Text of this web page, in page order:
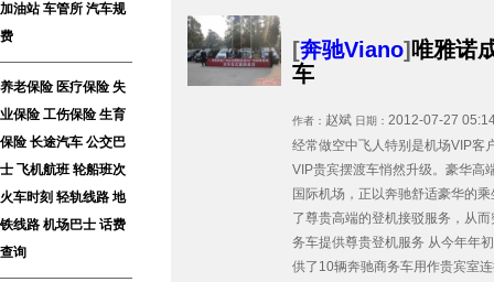
加油站 车管所 汽车规
费
养老保险 医疗保险 失
业保险 工伤保险 生育
保险 长途汽车 公交巴
士 飞机航班 轮船班次
火车时刻 轻轨线路 地
铁线路 机场巴士 话费
查询
[奔驰Viano] 唯雅诺
车
作者： 赵斌 日期： 2012-07-27
经常做空中飞人特别是机场VIP客
VIP贵宾摆渡车悄然升级。豪华高
国际机场，正以奔驰舒适豪华的
了尊贵高端的登机接驳服务，从
务车提供尊贵登机服务 从今年年
供了10辆奔驰商务车用作贵宾室